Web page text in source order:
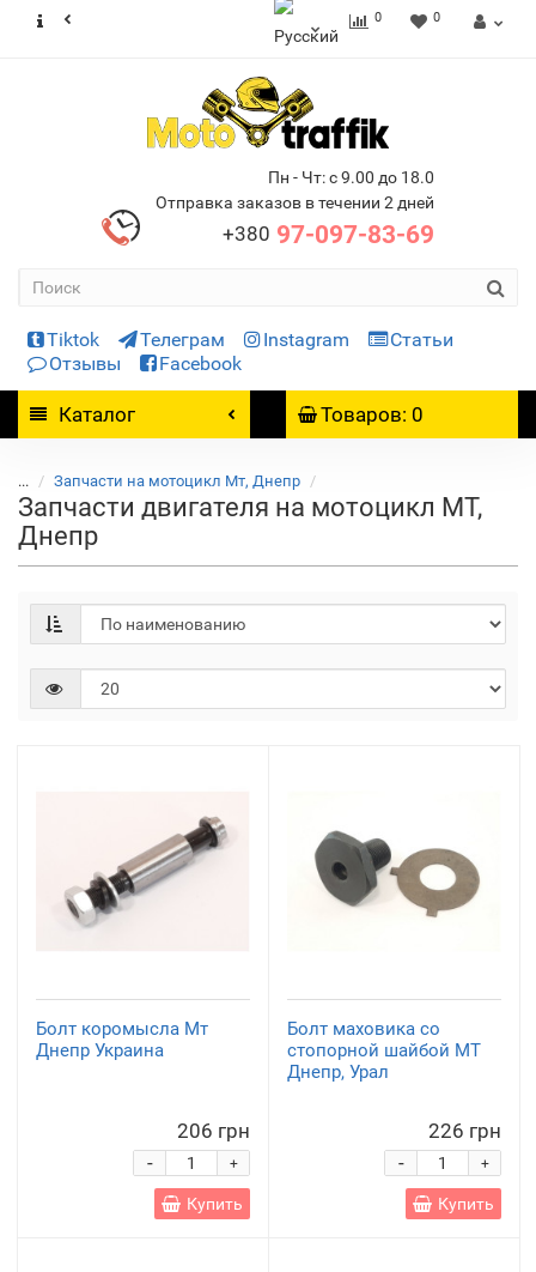
0 0
Пн - Чт: с 9.00 до 18.0
Отправка заказов в течении 2 дней
+380 97-097-83-69
Tiktok Телеграм Instagram
Статьи
Отзывы
Facebook
Каталог Товаров: 0
... Запчасти на мотоцикл Мт, Днепр
Запчасти двигателя на мотоцикл МТ,
Днепр
Болт коромысла Мт
Днепр Украина
206 грн
+
-
Купить
Болт маховика со
стопорной шайбой МТ
Днепр, Урал
226 грн
+
-
Купить